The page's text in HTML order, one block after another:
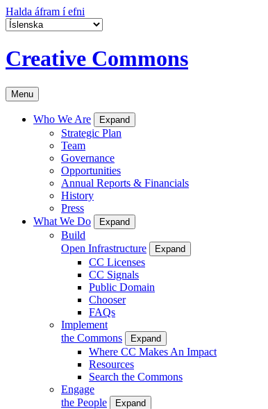
Halda áfram í efni
Creative Commons
Menu
Who We Are Expand
Strategic Plan
Team
Governance
Opportunities
Annual Reports & Financials
History
Press
What We Do
Expand
Build
Open Infrastructure
Expand
CC Licenses
CC Signals
Public Domain
Chooser
FAQs
Implement
the Commons
Expand
Where CC Makes An Impact
Resources
Search the Commons
Engage
the People
Expand